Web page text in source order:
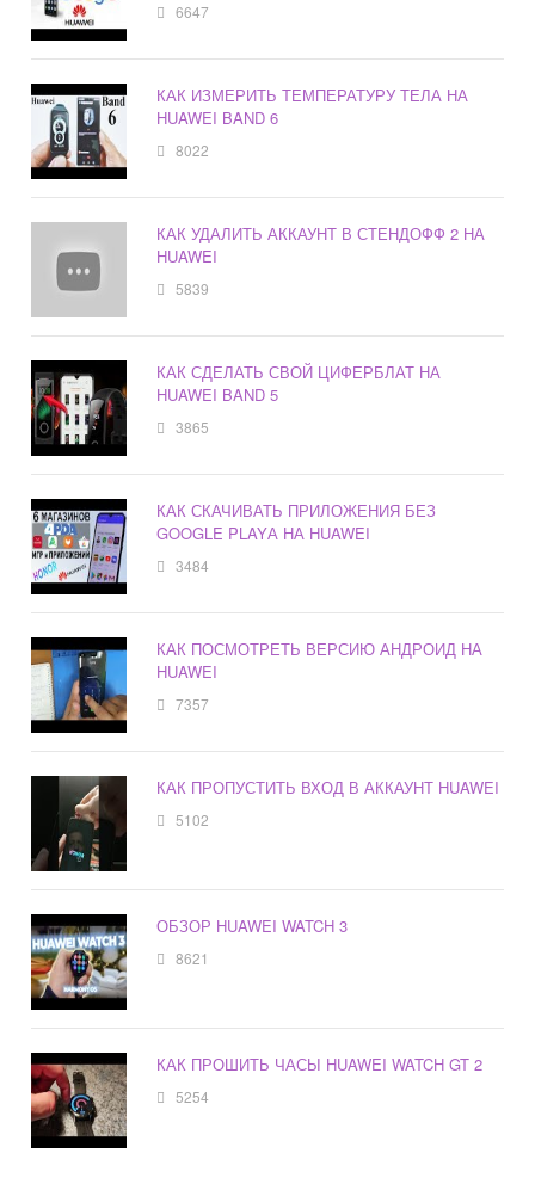
6647
КАК ИЗМЕРИТЬ ТЕМПЕРАТУРУ ТЕЛА НА
HUAWEI BAND 6
8022
КАК УДАЛИТЬ АККАУНТ В СТЕНДОФФ 2 НА
HUAWEI
5839
КАК СДЕЛАТЬ СВОЙ ЦИФЕРБЛАТ НА
HUAWEI BAND 5
3865
КАК СКАЧИВАТЬ ПРИЛОЖЕНИЯ БЕЗ
GOOGLE PLAYА НА HUAWEI
3484
КАК ПОСМОТРЕТЬ ВЕРСИЮ АНДРОИД НА
HUAWEI
7357
КАК ПРОПУСТИТЬ ВХОД В АККАУНТ HUAWEI
5102
ОБЗОР HUAWEI WATCH 3
8621
КАК ПРОШИТЬ ЧАСЫ HUAWEI WATCH GT 2
5254